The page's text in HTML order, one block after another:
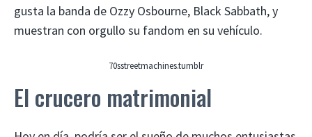
gusta la banda de Ozzy Osbourne, Black Sabbath, y
muestran con orgullo su fandom en su vehículo.
70sstreetmachines.tumblr
El crucero matrimonial